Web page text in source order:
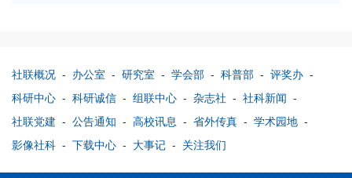
社联概况 - 办公室 - 研究室 - 学会部 - 科普部 - 评奖办 -
科研中心 - 科研诚信 - 组联中心 - 杂志社 - 社科新闻 -
社联党建 - 公告通知 - 高校讯息 - 省外传真 - 学术园地 -
影像社科 - 下载中心 - 大事记 - 关注我们